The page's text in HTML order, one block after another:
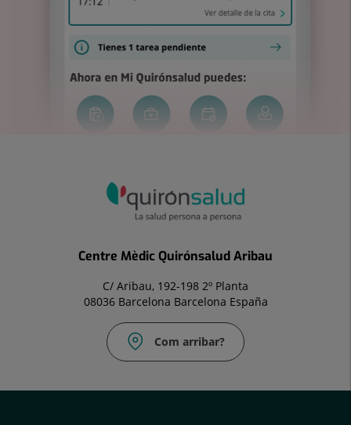
Centre Mèdic Quirónsalud Aribau
C/ Aribau, 192-198 2º Planta
08036 Barcelona Barcelona España
Com arribar?